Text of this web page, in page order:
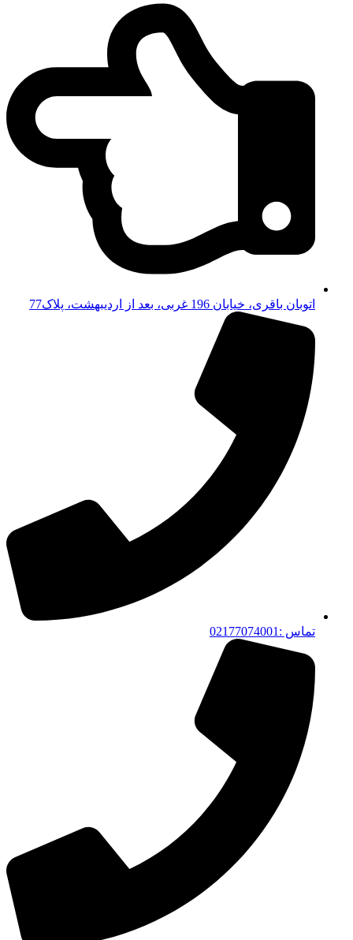
اتوبان باقری، خیابان 196 غربی، بعد از اردیبهشت، پلاک77
تماس :02177074001